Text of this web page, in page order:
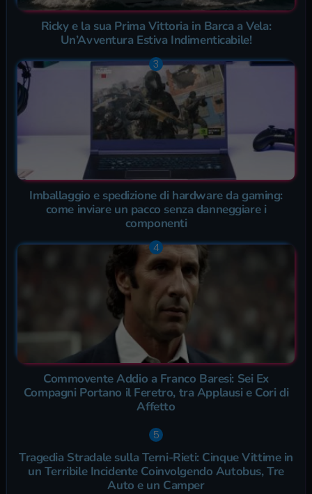
Ricky e la sua Prima Vittoria in Barca a Vela:
Un’Avventura Estiva Indimenticabile!
Imballaggio e spedizione di hardware da gaming:
come inviare un pacco senza danneggiare i
componenti
Commovente Addio a Franco Baresi: Sei Ex
Compagni Portano il Feretro, tra Applausi e Cori di
Affetto
Tragedia Stradale sulla Terni-Rieti: Cinque Vittime in
un Terribile Incidente Coinvolgendo Autobus, Tre
Auto e un Camper